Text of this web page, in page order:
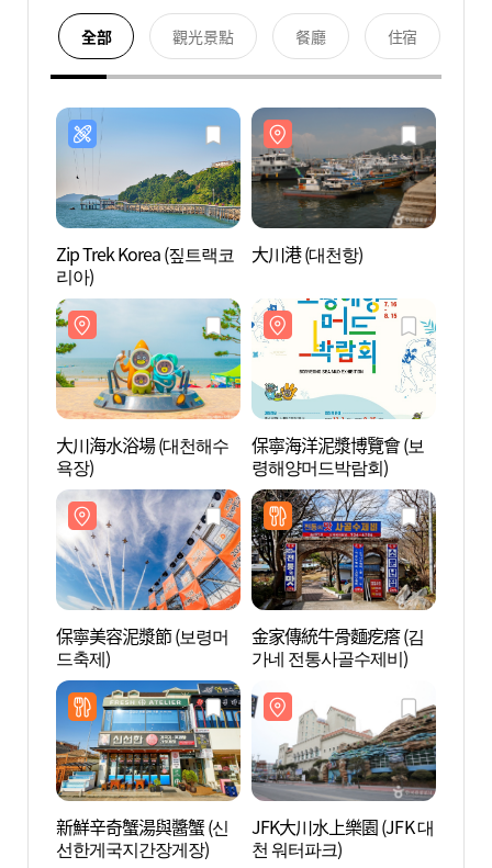
全部 觀光景點 餐廳 住宿
Zip Trek Korea (짚트랙코
리아)
大川港 (대천항)
大川海水浴場 (대천해수
욕장)
保寧海洋泥漿博覽會 (보
령해양머드박람회)
保寧美容泥漿節 (보령머
드축제)
金家傳統牛骨麵疙瘩 (김
가네 전통사골수제비)
新鮮辛奇蟹湯與醬蟹 (신
선한게국지간장게장)
JFK大川水上樂園 (JFK 대
천 워터파크)